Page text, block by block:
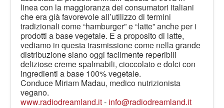
linea con la maggioranza dei consumatori italiani
che era già favorevole all’utilizzo di termini
tradizionali come “hamburger” e “latte” anche per i
prodotti a base vegetale. E a proposito di latte,
vediamo in questa trasmissione come nella grande
distribuzione siano oggi facilmente reperibili
deliziose creme spalmabili, cioccolato e dolci con
ingredienti a base 100% vegetale.
Conduce Miriam Madau, medico nutrizionista
vegano.
www.radiodreamland.it- info@radiodreamland.it